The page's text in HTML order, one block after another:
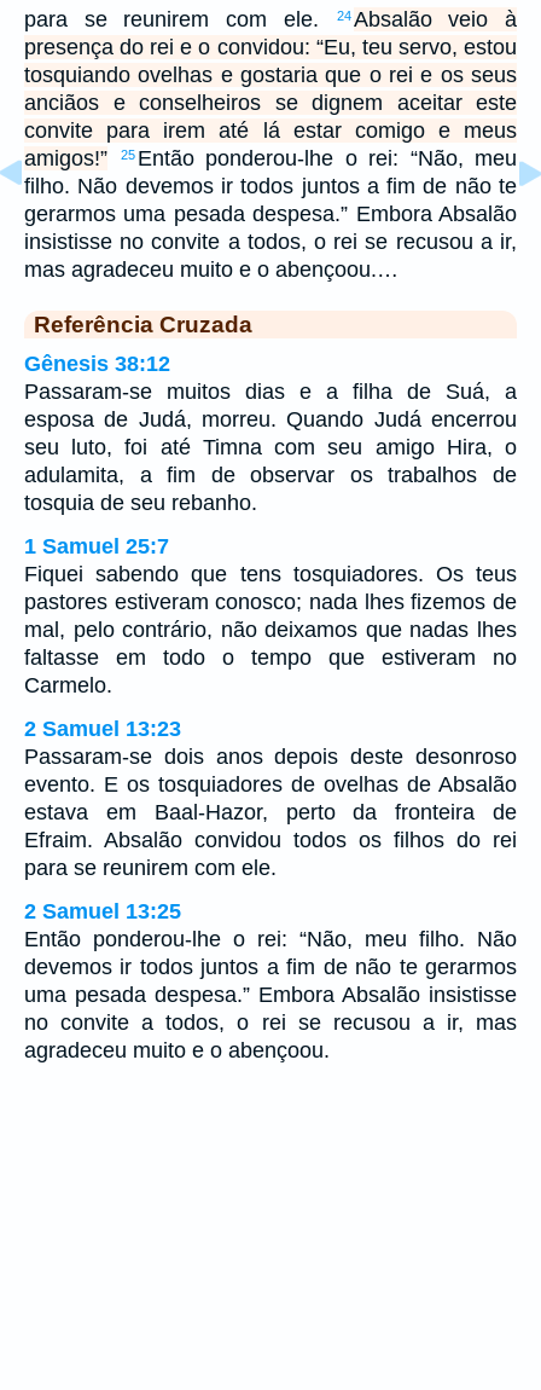
para se reunirem com ele.
24 Absalão veio à
presença do rei e o convidou: “Eu, teu servo, estou
tosquiando ovelhas e gostaria que o rei e os seus
anciãos e conselheiros se dignem aceitar este
convite para irem até lá estar comigo e meus
amigos!”
25 Então ponderou-lhe o rei: “Não, meu
filho. Não devemos ir todos juntos a fim de não te
gerarmos uma pesada despesa.” Embora Absalão
insistisse no convite a todos, o rei se recusou a ir,
mas agradeceu muito e o abençoou.…
Referência Cruzada
Gênesis 38:12
Passaram-se muitos dias e a filha de Suá, a
esposa de Judá, morreu. Quando Judá encerrou
seu luto, foi até Timna com seu amigo Hira, o
adulamita, a fim de observar os trabalhos de
tosquia de seu rebanho.
1 Samuel 25:7
Fiquei sabendo que tens tosquiadores. Os teus
pastores estiveram conosco; nada lhes fizemos de
mal, pelo contrário, não deixamos que nadas lhes
faltasse em todo o tempo que estiveram no
Carmelo.
2 Samuel 13:23
Passaram-se dois anos depois deste desonroso
evento. E os tosquiadores de ovelhas de Absalão
estava em Baal-Hazor, perto da fronteira de
Efraim. Absalão convidou todos os filhos do rei
para se reunirem com ele.
2 Samuel 13:25
Então ponderou-lhe o rei: “Não, meu filho. Não
devemos ir todos juntos a fim de não te gerarmos
uma pesada despesa.” Embora Absalão insistisse
no convite a todos, o rei se recusou a ir, mas
agradeceu muito e o abençoou.